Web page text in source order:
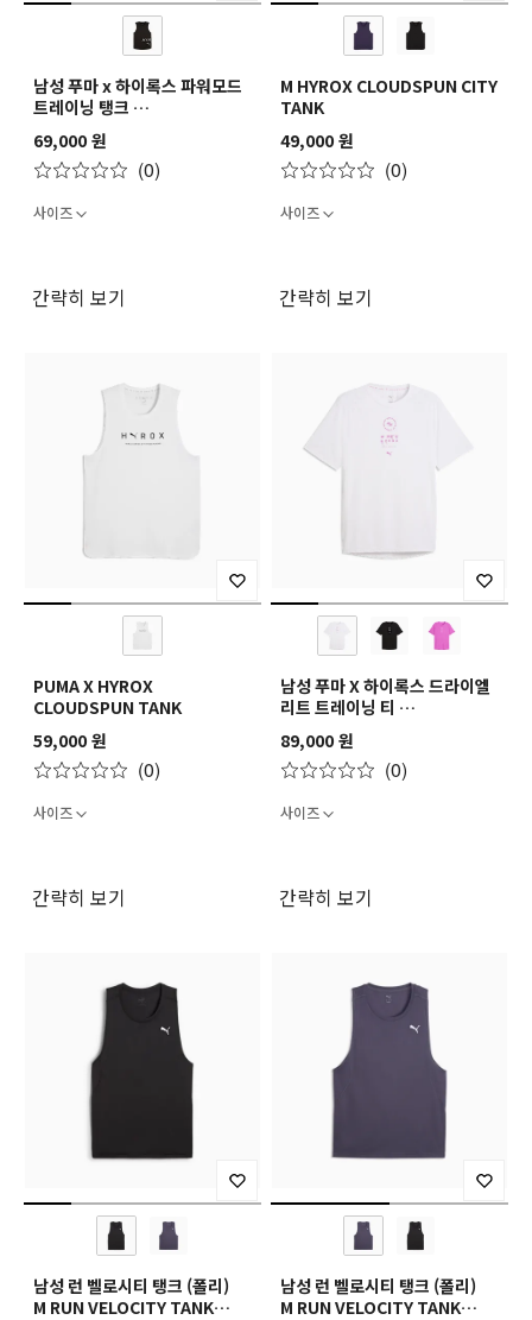
남성 푸마 x 하이록스 파워모드
트레이닝 탱크
M PUMA X HYROX
PWRMODE TRAINING TANK
69,000 원
(0)
사이즈
간략히 보기
M HYROX CLOUDSPUN CITY
TANK
49,000 원
(0)
사이즈
간략히 보기
PUMA X HYROX
CLOUDSPUN TANK
59,000 원
(0)
사이즈
간략히 보기
남성 푸마 X 하이록스 드라이엘
리트 트레이닝 티
M PUMA X HYROX DRYELITE
TRAINING TEE
89,000 원
(0)
사이즈
간략히 보기
남성 런 벨로시티 탱크 (폴리)
M RUN VELOCITY TANK
남성 런 벨로시티 탱크 (폴리)
M RUN VELOCITY TANK